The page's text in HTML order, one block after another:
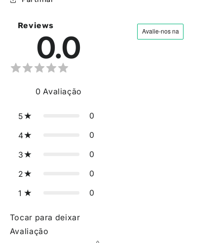
Reviews
0.0
0 Avaliação
5 0
4 0
3 0
2 0
1 0
Tocar para deixar
Avaliação